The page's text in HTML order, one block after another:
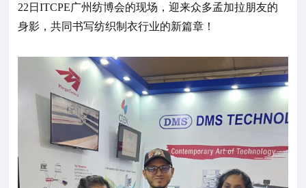
22日ITCPE广州纺博会的现场，迎来众多孟加拉朋友的
身影，共同书写纺织制衣行业的新篇章！